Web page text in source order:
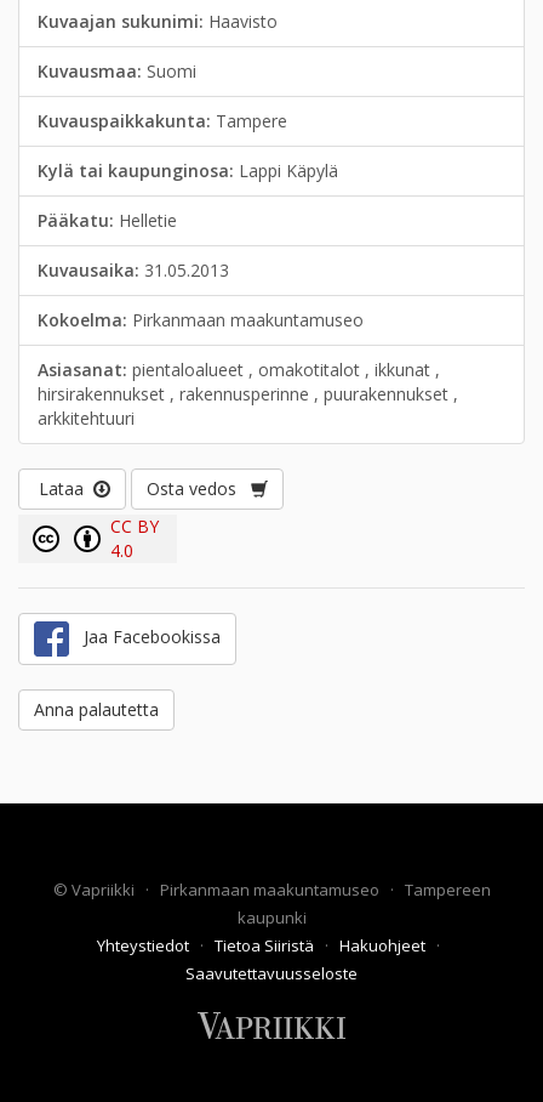
Kuvaajan sukunimi: Haavisto
Kuvausmaa: Suomi
Kuvauspaikkakunta: Tampere
Kylä tai kaupunginosa: Lappi Käpylä
Pääkatu: Helletie
Kuvausaika: 31.05.2013
Kokoelma: Pirkanmaan maakuntamuseo
Asiasanat: pientaloalueet , omakotitalot , ikkunat ,
hirsirakennukset , rakennusperinne , puurakennukset ,
arkkitehtuuri
Lataa
Osta vedos
CC BY
4.0
Jaa Facebookissa
Anna palautetta
© Vapriikki · Pirkanmaan maakuntamuseo · Tampereen
kaupunki
Yhteystiedot · Tietoa Siiristä · Hakuohjeet ·
Saavutettavuusseloste